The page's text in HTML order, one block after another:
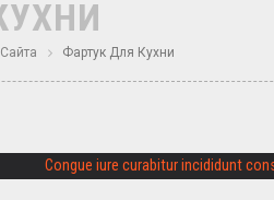
Фартук Для Кухни